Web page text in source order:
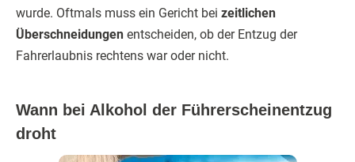
wurde. Oftmals muss ein Gericht bei zeitlichen
Überschneidungen entscheiden, ob der Entzug der
Fahrerlaubnis rechtens war oder nicht.
Wann bei Alkohol der Führerscheinentzug
droht